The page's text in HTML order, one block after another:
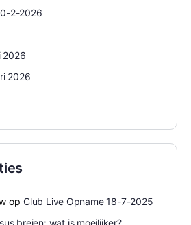
2-2026
2026
2026
op Club Live Opname 18-7-2025